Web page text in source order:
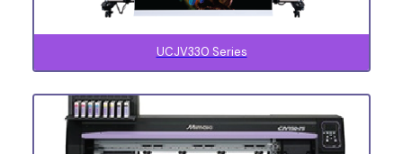
UCJV330 Series